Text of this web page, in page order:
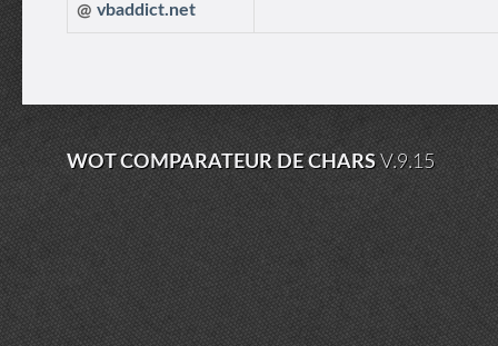
@ vbaddict.net
WOT COMPARATEUR DE CHARSV.9.15